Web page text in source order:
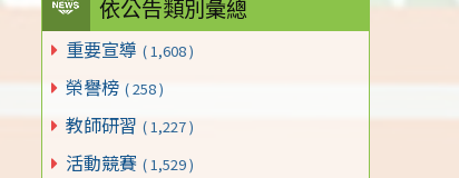
依公告類別彙總
重要宣導 ( 1,608 )
榮譽榜 ( 258 )
教師研習 ( 1,227 )
活動競賽 ( 1,529 )